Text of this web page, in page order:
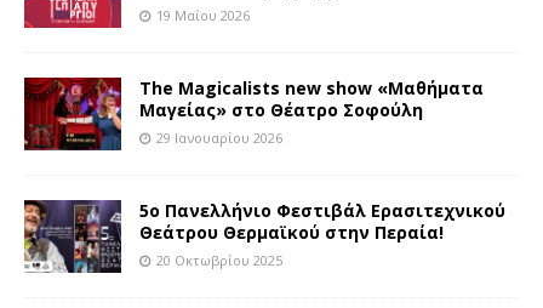
19 Μαΐου 2026
The Magicalists new show «Μαθήματα
Μαγείας» στο Θέατρο Σοφούλη
29 Ιανουαρίου 2026
5ο Πανελλήνιο Φεστιβάλ Ερασιτεχνικού
Θεάτρου Θερμαϊκού στην Περαία!
20 Οκτωβρίου 2025